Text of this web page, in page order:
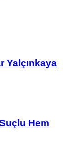
Yalçınkaya
Hem